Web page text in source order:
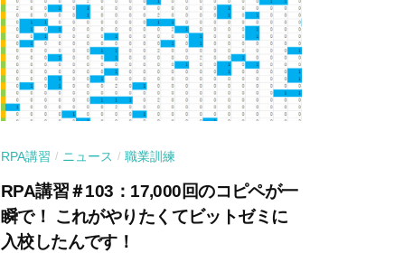
RPA講習 / ニュース / 職業訓練
RPA講習＃103：17,000回のコピペが一
瞬で！ これがやりたくてビットゼミに
入校したんです！